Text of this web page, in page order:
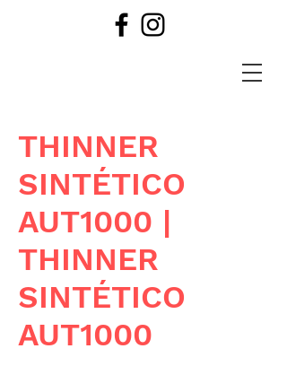
THINNER
SINTÉTICO
AUT1000 |
THINNER
SINTÉTICO
AUT1000